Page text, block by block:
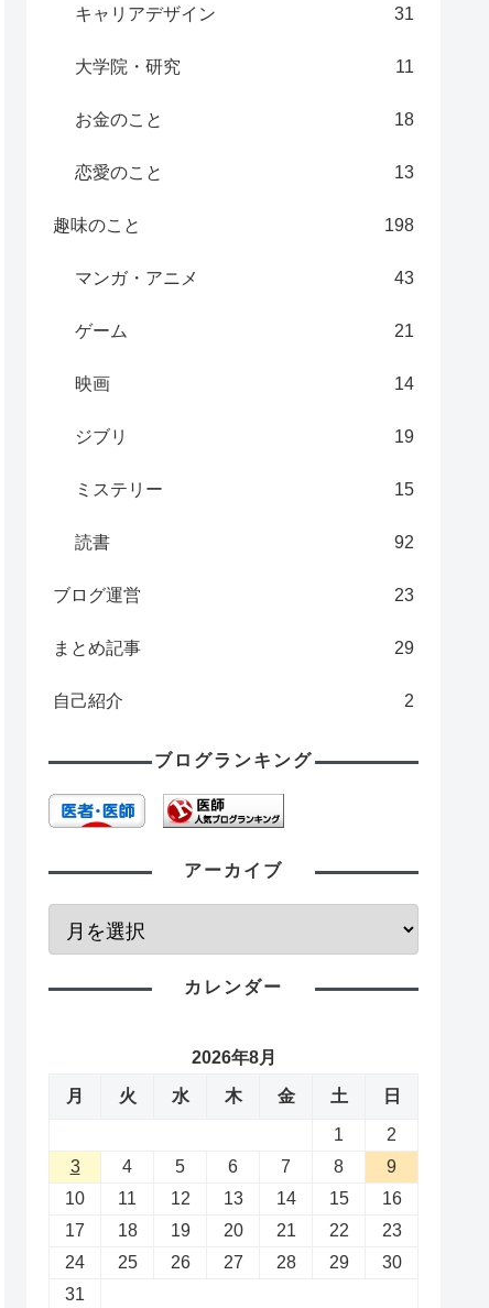
キャリアデザイン 31
大学院・研究 11
お金のこと 18
恋愛のこと 13
趣味のこと 198
マンガ・アニメ 43
ゲーム 21
映画 14
ジブリ 19
ミステリー 15
読書 92
ブログ運営 23
まとめ記事 29
自己紹介 2
ブログランキング
アーカイブ
カレンダー
2026年8月
月 火 水 木 金 土 日
1
2
3
4 5 6 7 8
9
10
11 12 13 14 15
16
17
18 19 20 21 22
23
24
25 26 27 28 29
30
31